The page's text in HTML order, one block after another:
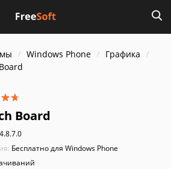
Windows Phone
Графика
Board
4.8.7.0
Бесплатно для Windows Phone